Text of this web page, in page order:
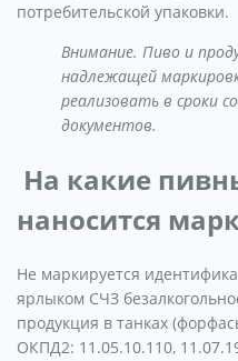
потребительской упаковки.
Внимание. Пиво и
надлежащей
реализовать в сроки
документов.
На какие
наносится
Не маркируется
ярлыком СЧЗ
продукция в танках
ОКПД2: 11.05.10.110,